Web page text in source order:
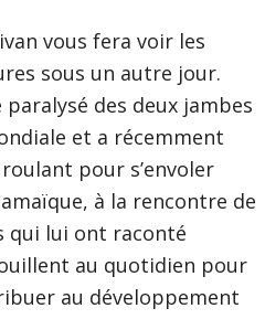
vous fera voir les
sous un autre jour.
des deux jambes
et a récemment
pour s’envoler
à la rencontre de
qui lui ont raconté
au quotidien pour
au développement